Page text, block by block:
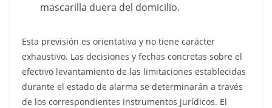
mascarilla duera del domicilio.
Esta previsión es orientativa y no tiene carácter
exhaustivo. Las decisiones y fechas concretas sobre el
efectivo levantamiento de las limitaciones establecidas
durante el estado de alarma se determinarán a través
de los correspondientes instrumentos jurídicos. El